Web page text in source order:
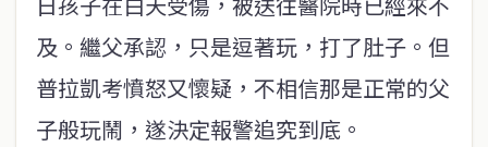
及。繼父承認，只是逗著玩，打了肚子。但
普拉凱考憤怒又懷疑，不相信那是正常的父
子般玩鬧，遂決定報警追究到底。